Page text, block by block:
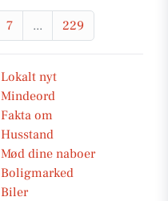
7 ... 229
Lokalt nyt
Mindeord
Fakta om
Husstand
Mød dine naboer
Boligmarked
Biler